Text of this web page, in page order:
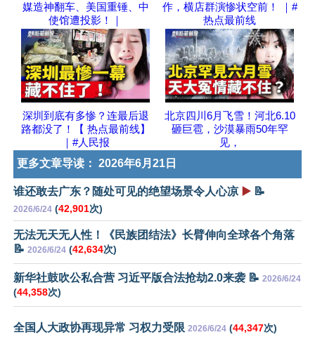
媒造神翻车、美国重锤、中
使馆遭投影！｜
作，横店群演惨状空前！ ｜#
热点最前线
深圳到底有多惨？连最后退
路都没了！【 热点最前线】
｜#人民报
北京四川6月飞雪！河北6.10
砸巨雹，沙漠暴雨50年罕
见，
更多文章导读： 2026年6月21日
谁还敢去广东？随处可见的绝望场景令人心凉 ▶️ 📝
2026/6/24 (42,901次)
无法无天无人性！《民族团结法》长臂伸向全球各个角落
📝 2026/6/24 (42,634次)
新华社鼓吹公私合营 习近平版合法抢劫2.0来袭 📝 2026/6/24
(44,358次)
全国人大政协再现异常 习权力受限 2026/6/24 (44,347次)